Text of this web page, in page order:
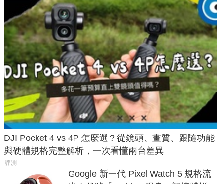
DJI Pocket 4 vs 4P 怎麼選？從鏡頭、畫質、跟隨功能
與硬體規格完整解析，一次看懂兩台差異
評測
Google 新一代 Pixel Watch 5 規格流